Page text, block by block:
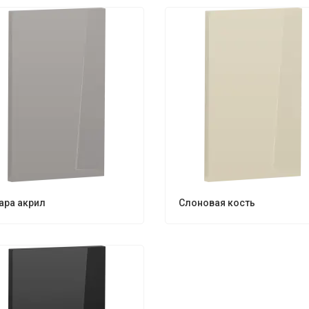
акрил Слоновая кость